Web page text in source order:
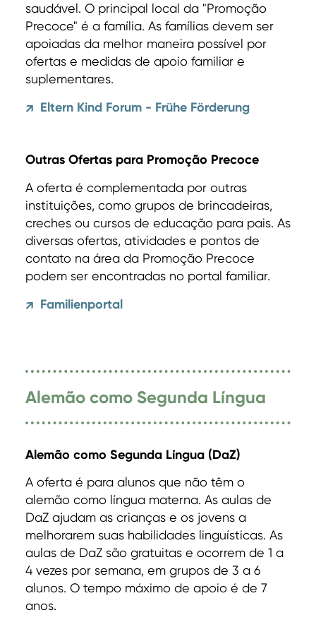
saudável. O principal local da "Promoção
Precoce" é a família. As famílias devem ser
apoiadas da melhor maneira possível por
ofertas e medidas de apoio familiar e
suplementares.
↗ Eltern Kind Forum - Frühe Förderung
Outras Ofertas para Promoção Precoce
A oferta é complementada por outras
instituições, como grupos de brincadeiras,
creches ou cursos de educação para pais. As
diversas ofertas, atividades e pontos de
contato na área da Promoção Precoce
podem ser encontradas no portal familiar.
↗ Familienportal
Alemão como Segunda Língua
Alemão como Segunda Língua (DaZ)
A oferta é para alunos que não têm o
alemão como língua materna. As aulas de
DaZ ajudam as crianças e os jovens a
melhorarem suas habilidades linguísticas. As
aulas de DaZ são gratuitas e ocorrem de 1 a
4 vezes por semana, em grupos de 3 a 6
alunos. O tempo máximo de apoio é de 7
anos.